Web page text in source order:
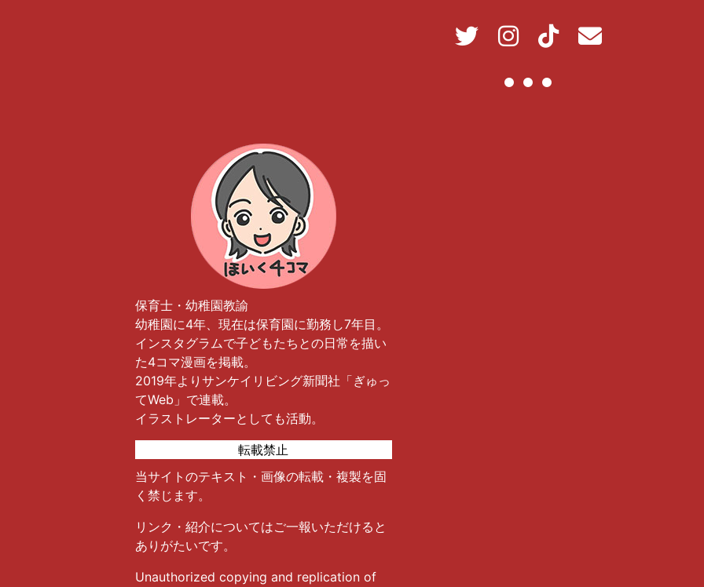
保育士・幼稚園教諭
幼稚園に4年、現在は保育園に勤務し7年目。
インスタグラムで子どもたちとの日常を描い
た4コマ漫画を掲載。
2019年よりサンケイリビング新聞社「ぎゅっ
てWeb」で連載。
イラストレーターとしても活動。
転載禁止
当サイトのテキスト・画像の転載・複製を固
く禁じます。
リンク・紹介についてはご一報いただけると
ありがたいです。
Unauthorized copying and replication of